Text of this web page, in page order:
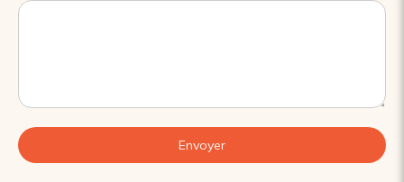
Envoyer